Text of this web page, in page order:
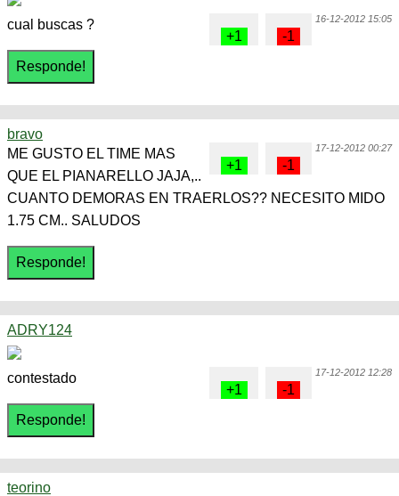
16-12-2012 15:05
cual buscas ?
bravo
17-12-2012 00:27
ME GUSTO EL TIME MAS
QUE EL PIANARELLO JAJA,..
CUANTO DEMORAS EN TRAERLOS?? NECESITO MIDO
1.75 CM.. SALUDOS
ADRY124
17-12-2012 12:28
contestado
teorino